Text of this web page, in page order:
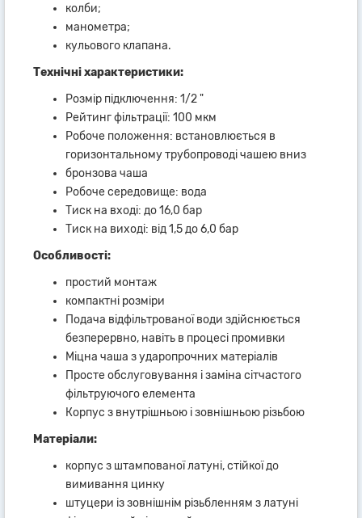
колби;
манометра;
кульового клапана.
Технічні характеристики:
Розмір підключення: 1/2 "
Рейтинг фільтрації: 100 мкм
Робоче положення: встановлюється в
горизонтальному трубопроводі чашею вниз
бронзова чаша
Робоче середовище: вода
Тиск на вході: до 16,0 бар
Тиск на виході: від 1,5 до 6,0 бар
Особливості:
простий монтаж
компактні розміри
Подача відфільтрованої води здійснюється
безперервно, навіть в процесі промивки
Міцна чаша з ударопрочних матеріалів
Просте обслуговування і заміна сітчастого
фільтруючого елемента
Корпус з внутрішньою і зовнішньою різьбою
Матеріали:
корпус з штампованої латуні, стійкої до
вимивання цинку
штуцери із зовнішнім різьбленням з латуні